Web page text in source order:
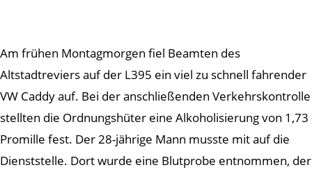
Am frühen Montagmorgen fiel Beamten des
Altstadtreviers auf der L395 ein viel zu schnell fahrender
VW Caddy auf. Bei der anschließenden Verkehrskontrolle
stellten die Ordnungshüter eine Alkoholisierung von 1,73
Promille fest. Der 28-jährige Mann musste mit auf die
Dienststelle. Dort wurde eine Blutprobe entnommen, der